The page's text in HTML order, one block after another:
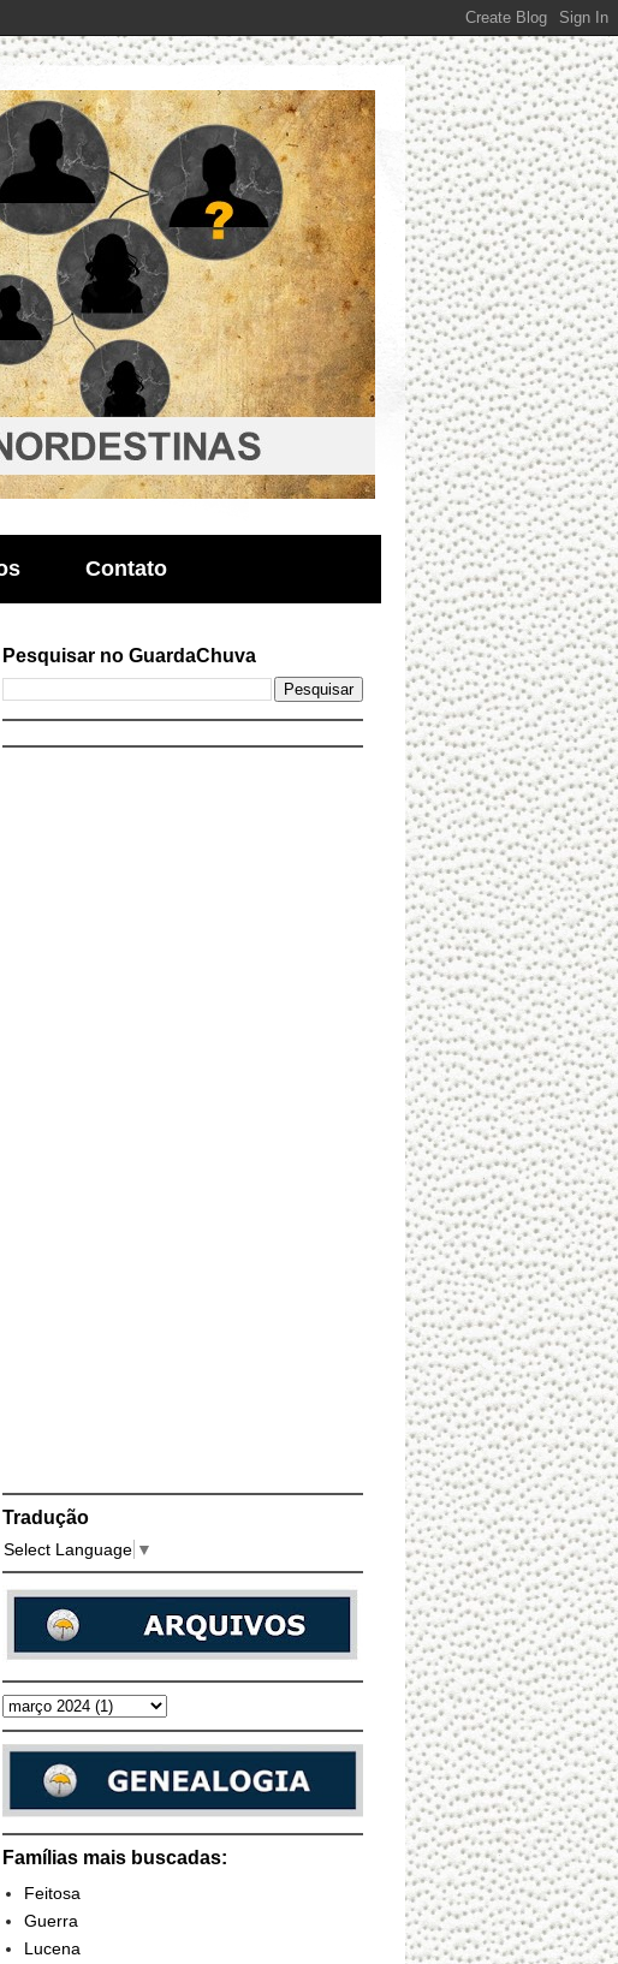
Contato
Pesquisar no GuardaChuva
Tradução
Select Language ▼
Famílias mais buscadas:
Feitosa
Guerra
Lucena